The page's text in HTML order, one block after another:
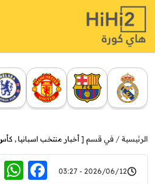
الرئيسية في قسم [ أخبار منتخب اسبانيا ,
2026/06/12 - 03:27